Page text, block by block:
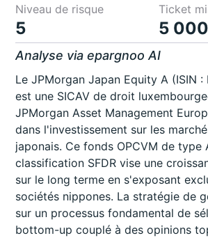
Niveau de risque
5
Ticket
5
Analyse via epargnoo AI
Le JPMorgan Japan Equity A (ISIN
est une SICAV de droit
JPMorgan Asset Management
dans l'investissement sur les
japonais. Ce fonds OPCVM de type
classification SFDR vise une
sur le long terme en s'exposant
sociétés nippones. La stratégie de
sur un processus fondamental de
bottom-up couplé à des opinions